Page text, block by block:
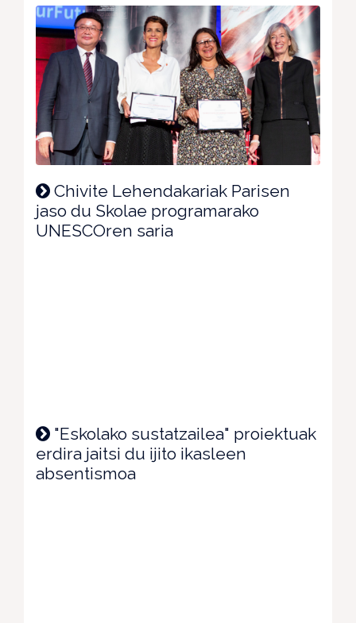
Chivite Lehendakariak Parisen
jaso du Skolae programarako
UNESCOren saria
"Eskolako sustatzailea" proiektuak
erdira jaitsi du ijito ikasleen
absentismoa